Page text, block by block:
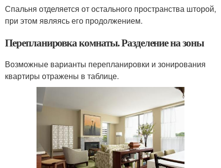
Спальня отделяется от остального пространства шторой,
при этом являясь его продолжением.
Перепланировка комнаты. Разделение на зоны
Возможные варианты перепланировки и зонирования
квартиры отражены в таблице.